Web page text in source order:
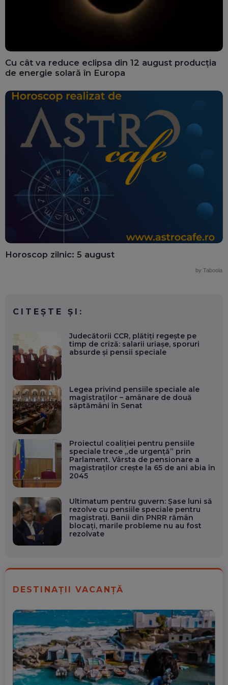
Cu cât va reduce eclipsa din 12 august producția
de energie solară în Europa
Horoscop zilnic: 5 august
by Taboola
CITEȘTE ȘI:
Judecătorii CCR, plătiți regește pe
timp de criză: salarii uriașe, sporuri
absurde și pensii speciale
Legea privind pensiile speciale ale
magistraților – amânare de două
săptămâni în Senat
Proiectul coaliției pentru pensiile
speciale trece „de urgență” prin
Parlament. Vârsta de pensionare a
magistraților crește la 65 de ani abia în
2045
Ultimatum pentru guvern: Șase luni să
rezolve cu pensiile speciale pentru
magistrați. Banii din PNRR rămân
blocați, marile probleme nu au fost
rezolvate
DESTINAȚII VACANȚĂ